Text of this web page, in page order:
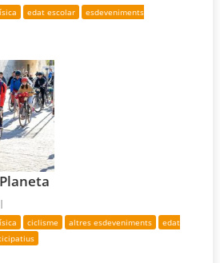
edat escolar
esdeveniments
ciclisme altres esdeveniments
edat